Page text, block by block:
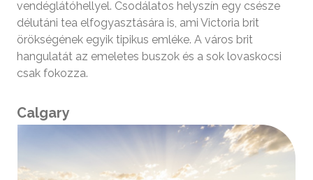
vendéglátóhellyel. Csodálatos helyszín egy csésze
délutáni tea elfogyasztására is, ami Victoria brit
örökségének egyik tipikus emléke. A város brit
hangulatát az emeletes buszok és a sok lovaskocsi
csak fokozza.
Calgary